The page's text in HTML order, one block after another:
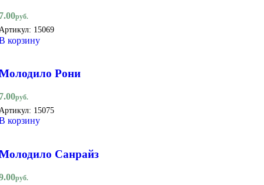
руб.
15069
корзину
Рони
руб.
15075
корзину
Санрайз
руб.